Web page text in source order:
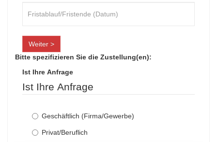
Weiter >
Bitte spezifizieren Sie die Zustellung(en):
Ist Ihre Anfrage
Ist Ihre Anfrage
Geschäftlich (Firma/Gewerbe)
Privat/Beruflich